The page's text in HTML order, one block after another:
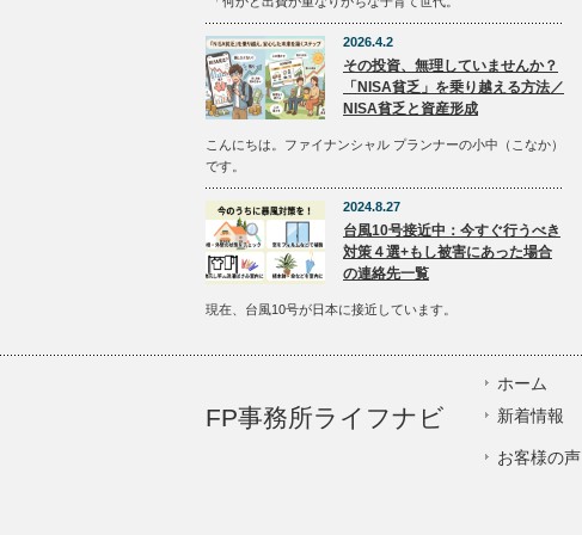
2026.4.2
その投資、無理していませんか？
「NISA貧乏」を乗り越える方法／
NISA貧乏と資産形成
こんにちは。ファイナンシャル プランナーの小中（こなか）
です。
2024.8.27
台風10号接近中：今すぐ行うべき
対策４選+もし被害にあった場合
の連絡先一覧
現在、台風10号が日本に接近しています。
FP事務所ライフナビ
ホーム
新着情報
お客様の声